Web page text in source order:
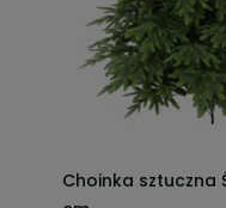
Choinka sztuczna